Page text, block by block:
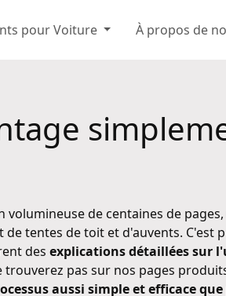
pour Voiture À propos de
de centaines de
tentes de toit et d'auvents. C'est
des explications détaillées sur
trouverez pas sur nos pages
aussi simple et efficace